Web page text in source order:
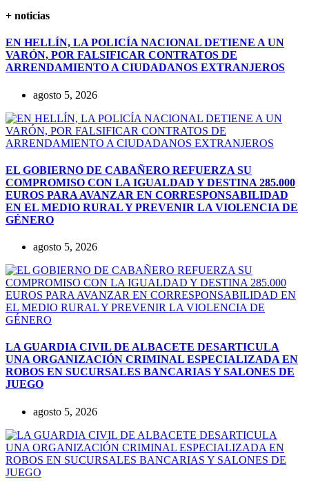
+ noticias
EN HELLÍN, LA POLICÍA NACIONAL DETIENE A UN
VARÓN, POR FALSIFICAR CONTRATOS DE
ARRENDAMIENTO A CIUDADANOS EXTRANJEROS
agosto 5, 2026
EL GOBIERNO DE CABAÑERO REFUERZA SU
COMPROMISO CON LA IGUALDAD Y DESTINA 285.000
EUROS PARA AVANZAR EN CORRESPONSABILIDAD
EN EL MEDIO RURAL Y PREVENIR LA VIOLENCIA DE
GÉNERO
agosto 5, 2026
LA GUARDIA CIVIL DE ALBACETE DESARTICULA
UNA ORGANIZACIÓN CRIMINAL ESPECIALIZADA EN
ROBOS EN SUCURSALES BANCARIAS Y SALONES DE
JUEGO
agosto 5, 2026